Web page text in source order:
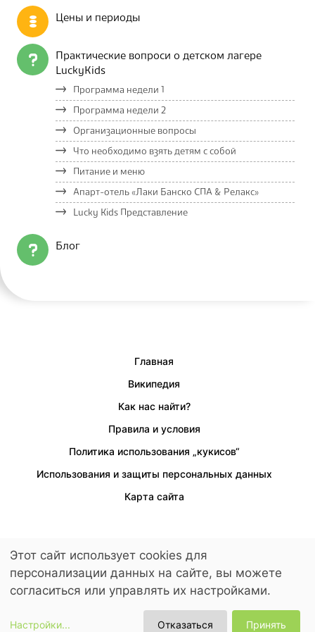
Цены и периоды
Практические вопроси о детском лагере
LuckyKids
Программа недели 1
Программа недели 2
Организационные вопросы
Что необходимо взять детям с собой
Питание и меню
Апарт-отель «Лаки Банско СПА & Релакс»
Lucky Kids Представление
Блог
Главная
Википедия
Как нас найти?
Правила и условия
Политика использования „кукисов“
Использования и защиты персональных данных
Карта сайта
Предусмотрен доступ для людей с ограниченными возможностями.
© 2026 LuckyKids. All Rights Reserved.
Этот сайт использует cookies для
персонализации данных на сайте, вы можете
согласиться или управлять их настройками.
Настройки... Отказаться Принять